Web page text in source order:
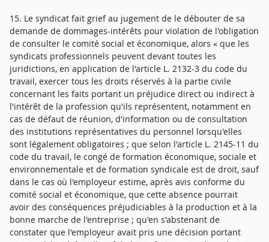
15. Le syndicat fait grief au jugement de le débouter de sa
demande de dommages-intérêts pour violation de l'obligation
de consulter le comité social et économique, alors « que les
syndicats professionnels peuvent devant toutes les
juridictions, en application de l'article L. 2132-3 du code du
travail, exercer tous les droits réservés à la partie civile
concernant les faits portant un préjudice direct ou indirect à
l'intérêt de la profession qu'ils représentent, notamment en
cas de défaut de réunion, d'information ou de consultation
des institutions représentatives du personnel lorsqu'elles
sont légalement obligatoires ; que selon l'article L. 2145-11 du
code du travail, le congé de formation économique, sociale et
environnementale et de formation syndicale est de droit, sauf
dans le cas où l'employeur estime, après avis conforme du
comité social et économique, que cette absence pourrait
avoir des conséquences préjudiciables à la production et à la
bonne marche de l'entreprise ; qu'en s'abstenant de
constater que l'employeur avait pris une décision portant